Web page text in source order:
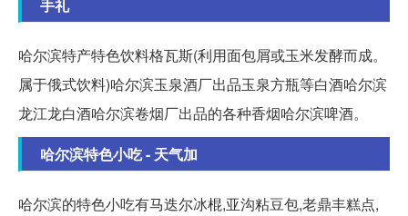
手礼
哈尔滨特产特色饮料格瓦斯(利用面包屑或玉米发酵而成。
属于俄式饮料)哈尔滨玉泉酒厂出品玉泉方瓶等白酒哈尔滨
龙江龙白酒哈尔滨卷烟厂出品的各种香烟哈尔滨啤酒。
哈尔滨特色小吃 - 天气加
哈尔滨的特色小吃有马迭尔冰棍,亚沟粘豆包,老鼎丰糕点,